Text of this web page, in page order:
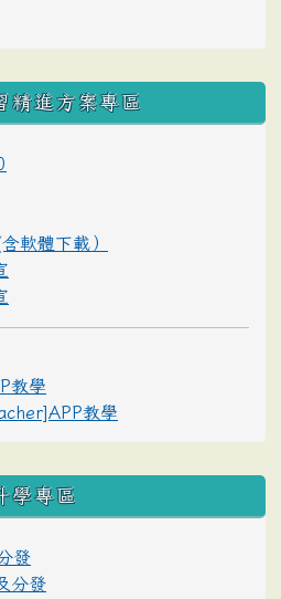
精進方案專區
軟體下載）
教學
教學
學專區
發
分發